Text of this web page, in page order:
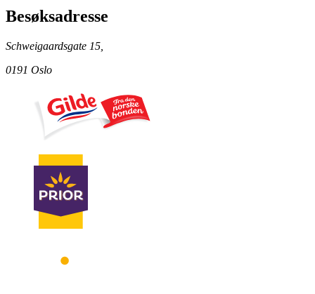
Besøksadresse
Schweigaardsgate 15,
0191 Oslo